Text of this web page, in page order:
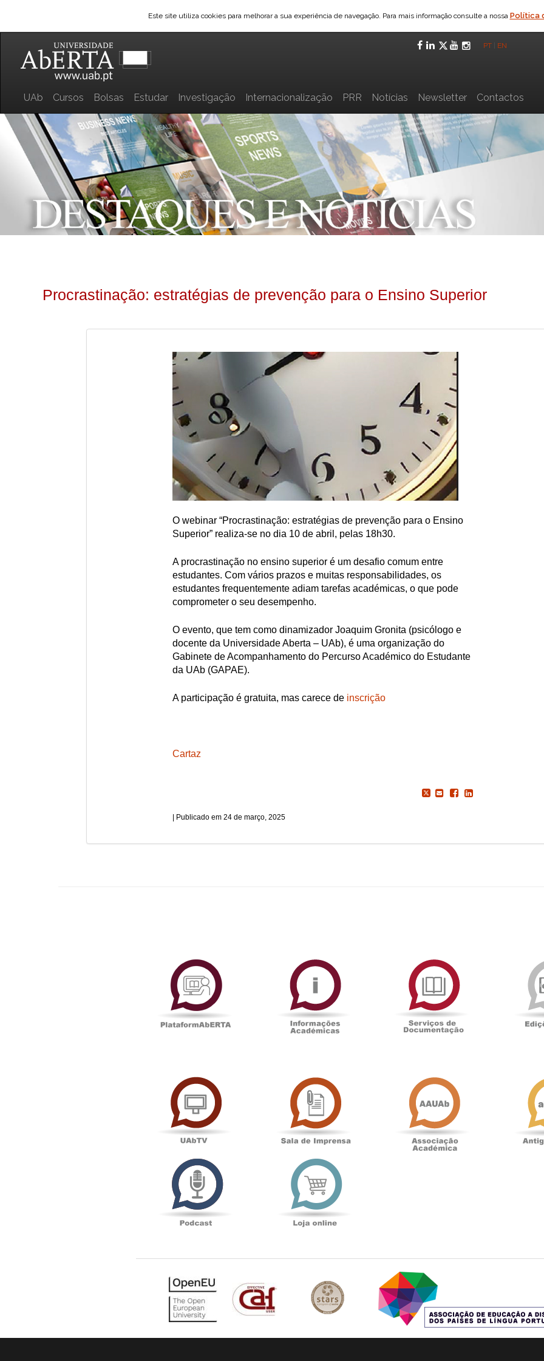
Este site utiliza cookies para melhorar a sua experiência de navegação. Para mais informação consulte a nossa Política
Facebook
LinkedIn
Twitter
YouTube
PT EN
UAb Cursos Bolsas Estudar Investigação Internacionalização PRR Notícias Newsletter Contactos
Procrastinação: estratégias de prevenção para o Ensino Superior
O webinar “Procrastinação: estratégias de prevenção para o Ensino
Superior” realiza-se no dia 10 de abril, pelas 18h30.
A procrastinação no ensino superior é um desafio comum entre
estudantes. Com vários prazos e muitas responsabilidades, os
estudantes frequentemente adiam tarefas académicas, o que pode
comprometer o seu desempenho.
O evento, que tem como dinamizador Joaquim Gronita (psicólogo e
docente da Universidade Aberta – UAb), é uma organização do
Gabinete de Acompanhamento do Percurso Académico do Estudante
da UAb (GAPAE).
A participação é gratuita, mas carece de inscrição
Cartaz
24 de março, 2025
PlataformAberta
Académicas